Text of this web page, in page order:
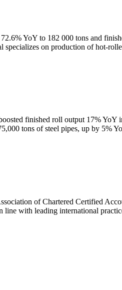
YoY to 182 000 tons and
specializes on production of hot-
finished roll output 17%
tons of steel pipes, up by 5%
of Chartered Certified
with leading international